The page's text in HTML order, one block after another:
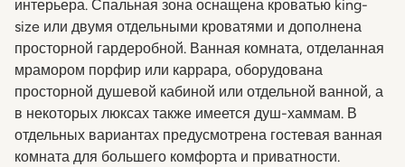
интерьера. Спальная зона оснащена кроватью king-
size или двумя отдельными кроватями и дополнена
просторной гардеробной. Ванная комната, отделанная
мрамором порфир или каррара, оборудована
просторной душевой кабиной или отдельной ванной, а
в некоторых люксах также имеется душ-хаммам. В
отдельных вариантах предусмотрена гостевая ванная
комната для большего комфорта и приватности.